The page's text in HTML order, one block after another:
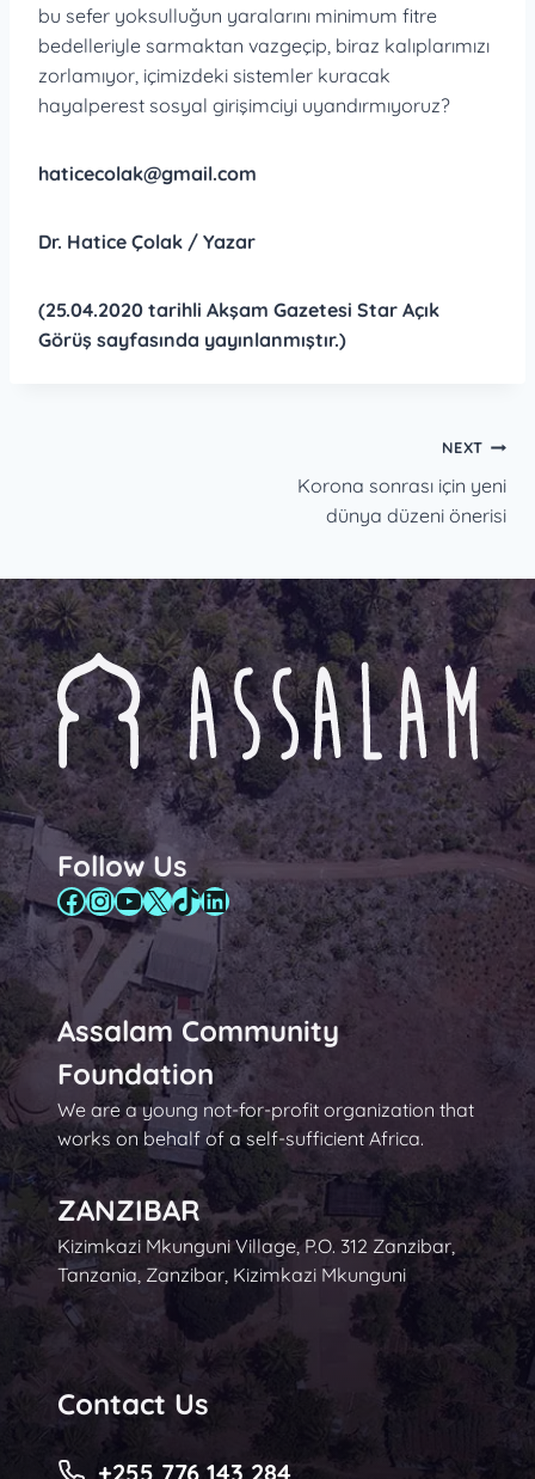
bu sefer yoksulluğun yaralarını minimum fitre
bedelleriyle sarmaktan vazgeçip, biraz kalıplarımızı
zorlamıyor, içimizdeki sistemler kuracak
hayalperest sosyal girişimciyi uyandırmıyoruz?
haticecolak@gmail.com
Dr. Hatice Çolak / Yazar
(25.04.2020 tarihli Akşam Gazetesi Star Açık
Görüş sayfasında yayınlanmıştır.)
NEXT
Korona sonrası için yeni
dünya düzeni önerisi
Follow Us
Facebook
Instagram
YouTube
X TikTok
LinkedIn
Assalam Community
Foundation
We are a young not-for-profit organization that
works on behalf of a self-sufficient Africa.
ZANZIBAR
Kizimkazi Mkunguni Village, P.O. 312 Zanzibar,
Tanzania, Zanzibar, Kizimkazi Mkunguni
Contact Us
+255 776 143 284